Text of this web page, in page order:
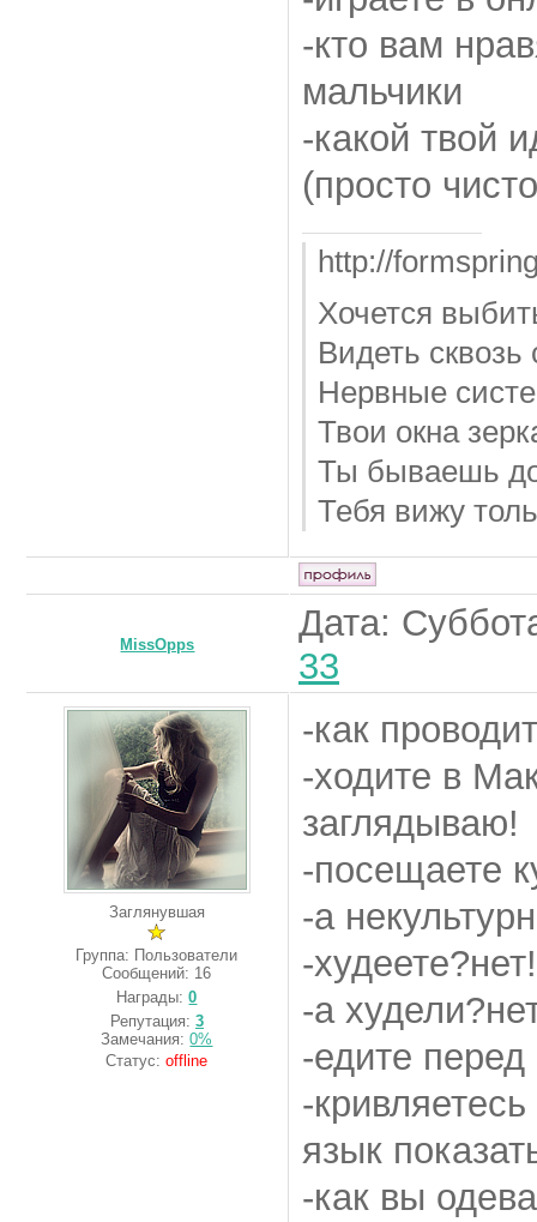
-кто вам
мальчики
-какой твой
(просто
http://
Хочется
Видеть сквозь
Нервные
Твои окна
Ты бываешь
Тебя вижу
MissOpps
Дата:
33
Заглянувшая
Группа: Пользователи
Сообщений: 16
Награды:0
Репутация: 3
Замечания:0%
Статус:offline
-как
-ходите в
заглядываю!
-посещаете
-а
-
-а
-едите
-
язык
-как вы